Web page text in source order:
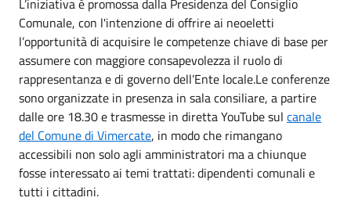
L’iniziativa è promossa dalla Presidenza del Consiglio
Comunale, con l'intenzione di offrire ai neoeletti
l’opportunità di acquisire le competenze chiave di base per
assumere con maggiore consapevolezza il ruolo di
rappresentanza e di governo dell’Ente locale.Le conferenze
sono organizzate in presenza in sala consiliare, a partire
dalle ore 18.30 e trasmesse in diretta YouTube sul canale
del Comune di Vimercate, in modo che rimangano
accessibili non solo agli amministratori ma a chiunque
fosse interessato ai temi trattati: dipendenti comunali e
tutti i cittadini.